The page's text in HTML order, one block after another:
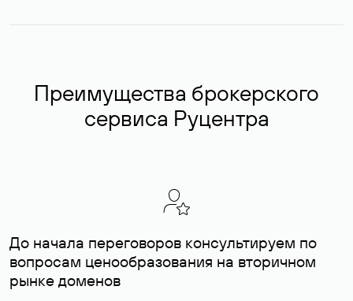
Преимущества брокерского
сервиса Руцентра
До начала переговоров консультируем по
вопросам ценообразования на вторичном
рынке доменов